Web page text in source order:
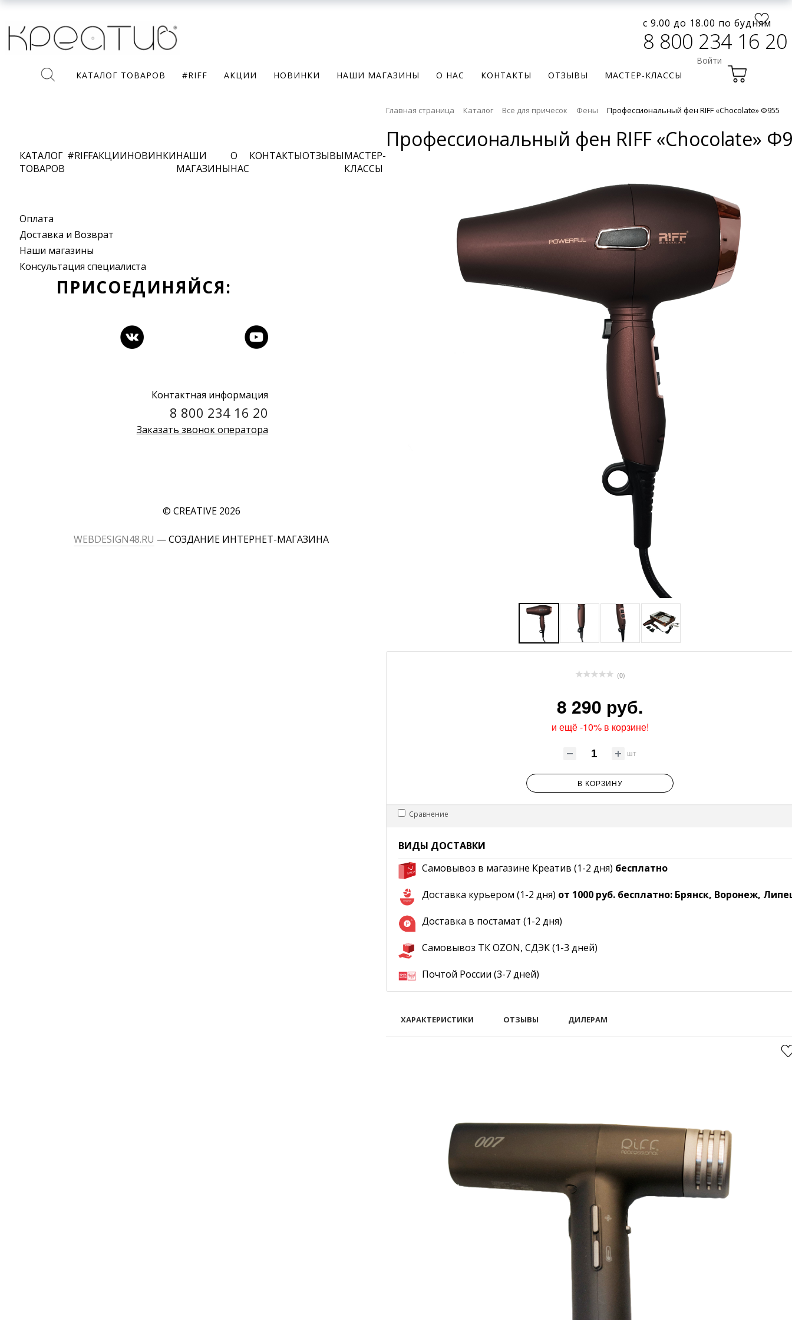
с 9.00 до 18.00 по будням
8 800 234 16 20
КАТАЛОГ ТОВАРОВ #RIFF АКЦИИ НОВИНКИ НАШИ МАГАЗИНЫ О НАС КОНТАКТЫ ОТЗЫВЫ МАСТЕР-КЛАССЫ
Войти
Главная страница Каталог Все для причесок Фены Профессиональный фен RIFF «Chocolate» Ф955
Профессиональный фен RIFF «Chocolate»
(0)
8 290 руб.
и ещё -10% в корзине!
шт
В КОРЗИНУ
Сравнение
ВИДЫ ДОСТАВКИ
Самовывоз в магазине Креатив (1-2 дня) бесплатно
Доставка курьером (1-2 дня) от 1000 руб. бесплатно: Брянск, Воронеж,
Доставка в постамат (1-2 дня)
Самовывоз ТК OZON, СДЭК (1-3 дней)
Почтой России (3-7 дней)
ХАРАКТЕРИСТИКИ ОТЗЫВЫ ДИЛЕРАМ
КАТАЛОГ
ТОВАРОВ
#RIFFАКЦИИНОВИНКИНАШИ
МАГАЗИНЫ
О
НАС
КОНТАКТЫОТЗЫВЫМАСТЕР-
КЛАССЫ
Оплата
Доставка и Возврат
Наши магазины
Консультация специалиста
ПРИСОЕДИНЯЙСЯ:
Контактная информация
8 800 234 16 20
Заказать звонок оператора
© CREATIVE 2026
WEBDESIGN48.RU — СОЗДАНИЕ ИНТЕРНЕТ-МАГАЗИНА